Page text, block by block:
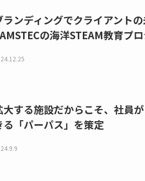
ランディングでクライアント
の海洋STEAM教育プ
大する施設だからこそ、社員
る「パーパス」を策定